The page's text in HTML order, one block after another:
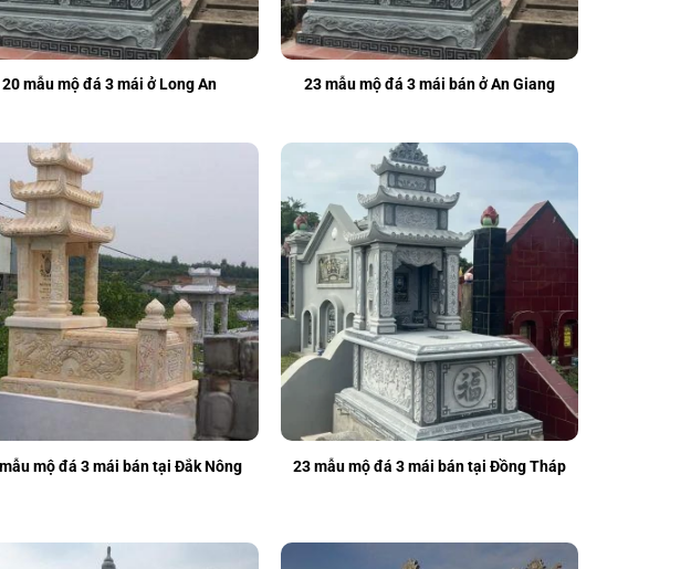
20 mẫu mộ đá 3 mái ở Long An 23 mẫu mộ đá 3 mái bán ở An Giang
mộ đá 3 mái bán tại Đắk Nông 23 mẫu mộ đá 3 mái bán tại Đồng Tháp